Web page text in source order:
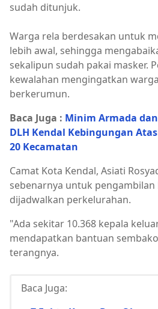
sudah ditunjuk.
Warga rela berdesakan untuk
lebih awal, sehingga
sekalipun sudah pakai masker.
kewalahan mengingatkan
berkerumun.
Baca Juga : Minim Armada
DLH Kendal Kebingungan
20 Kecamatan
Camat Kota Kendal, Asiati
sebenarnya untuk
dijadwalkan perkelurahan.
"Ada sekitar 10.368 kepala
mendapatkan bantuan
terangnya.
Baca Juga: